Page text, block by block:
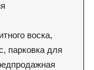
воска,
парковка для